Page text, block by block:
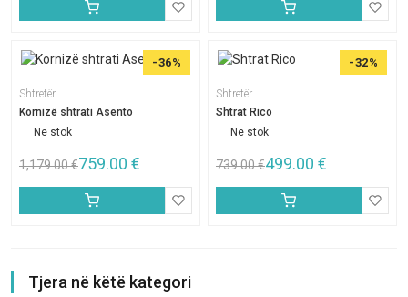
-36%
Shtretër
Kornizë shtrati Asento
Në stok
1,179.00€759.00 €
-32%
Shtretër
Shtrat Rico
Në stok
739.00€499.00 €
Tjera në këtë kategori